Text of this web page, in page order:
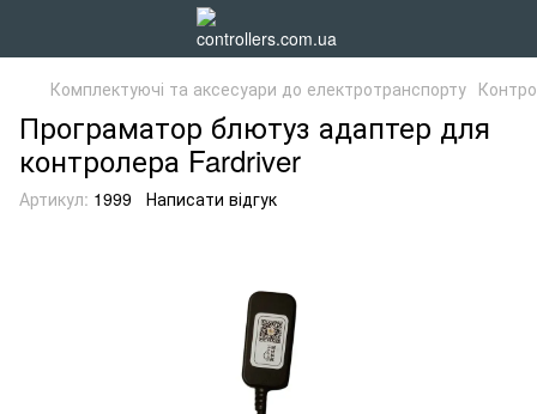
Комплектуючі та аксесуари до електротранспорту
Програматор блютуз адаптер для
контролера Fardriver
Артикул: 1999 Написати відгук